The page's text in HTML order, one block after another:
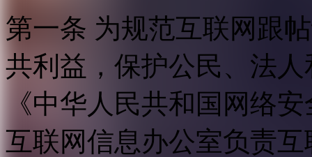
第一条 为规范互联网跟
共利益，保护公民、法
《中华人民共和国网络
互联网信息办公室负责